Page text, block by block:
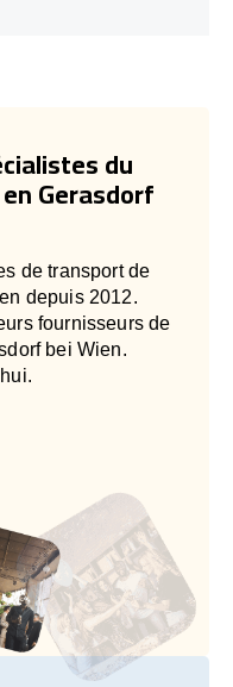
du
Gerasdorf
de transport de
depuis 2012.
fournisseurs de
bei Wien.